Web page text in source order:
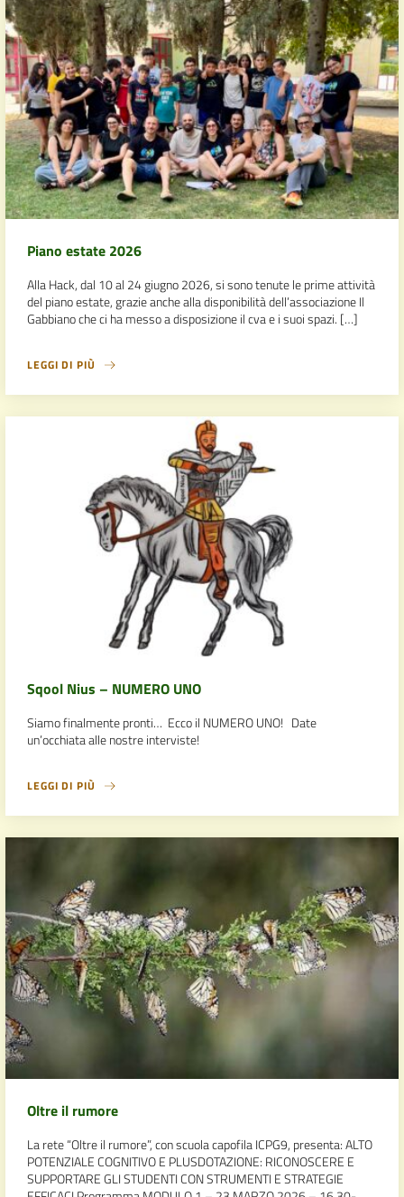
Piano estate 2026
Alla Hack, dal 10 al 24 giugno 2026, si sono tenute le prime attività
del piano estate, grazie anche alla disponibilità dell’associazione Il
Gabbiano che ci ha messo a disposizione il cva e i suoi spazi. […]
LEGGI DI PIÙ
Sqool Nius – NUMERO UNO
Siamo finalmente pronti… Ecco il NUMERO UNO! Date
un’occhiata alle nostre interviste!
LEGGI DI PIÙ
Oltre il rumore
La rete “Oltre il rumore”, con scuola capofila ICPG9, presenta: ALTO
POTENZIALE COGNITIVO E PLUSDOTAZIONE: RICONOSCERE E
SUPPORTARE GLI STUDENTI CON STRUMENTI E STRATEGIE